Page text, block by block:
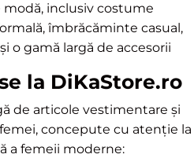
inclusiv costume
îmbrăcăminte casual,
o gamă largă de accesorii
la DiKaStore.ro
de articole vestimentare și
concepute cu atenție la
a femeii moderne: